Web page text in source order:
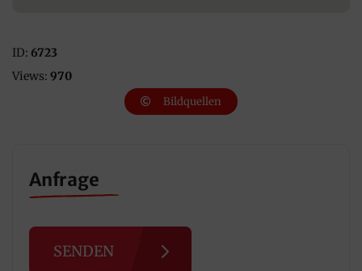
ID: 6723
Views: 970
Bildquellen
Anfrage
SENDEN